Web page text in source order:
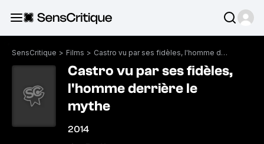
SensCritique > Films > Castro vu par ses fidèles, l'homme derrière le mythe
Castro vu par ses fidèles,
l'homme derrière le
mythe
2014